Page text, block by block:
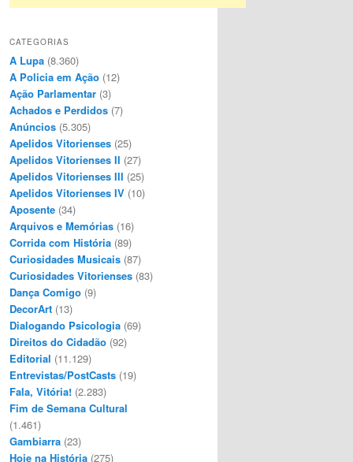
CATEGORIAS
A Lupa (8.360)
A Policia em Ação (12)
Ação Parlamentar (3)
Achados e Perdidos (7)
Anúncios (5.305)
Apelidos Vitorienses (25)
Apelidos Vitorienses II (27)
Apelidos Vitorienses III (25)
Apelidos Vitorienses IV (10)
Aposente (34)
Arquivos e Memórias (16)
Corrida com História (89)
Curiosidades Musicais (87)
Curiosidades Vitorienses (83)
Dança Comigo (9)
DecorArt (13)
Dialogando Psicologia (69)
Direitos do Cidadão (92)
Editorial (11.129)
Entrevistas/PostCasts (19)
Fala, Vitória! (2.283)
Fim de Semana Cultural
(1.461)
Gambiarra (23)
Hoje na História (275)